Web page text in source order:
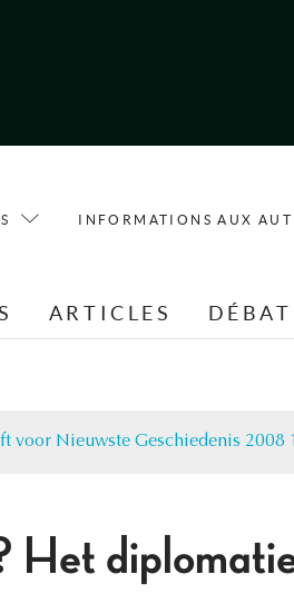
INFORMATIONS AUX
ARTICLES DÉBAT
voor Nieuwste Geschiedenis 2008
Het